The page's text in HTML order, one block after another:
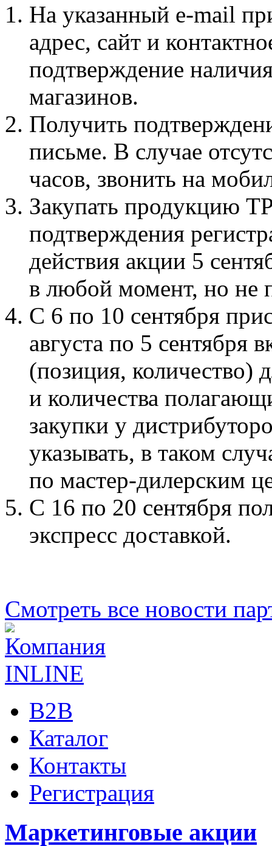
На указанный e-mail
адрес, сайт и
подтверждение
магазинов.
Получить
письме. В случае
часов, звонить на
Закупать продукцию
подтверждения
действия акции 5
в любой момент, но не
С 6 по 10 сентября
августа по 5 сентября
(позиция, количество)
и количества
закупки у
указывать, в таком
по мастер-дилерским
С 16 по 20 сентября
экспресс доставкой.
Смотреть все новости
B2B
Каталог
Контакты
Регистрация
Маркетинговые акции